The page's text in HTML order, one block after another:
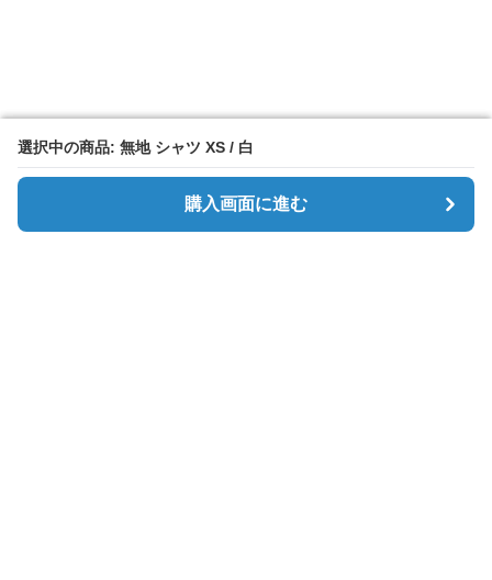
選択中の商品: 無地 シャツ XS / 白
購入画面に進む
選択中の商品: 無地 シャツ XS / 白
購入画面に進む